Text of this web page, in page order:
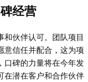
经营
和伙伴认可。团队项目
意信任并配合，这为项
口碑的力量将在今年发
在潜在客户和合作伙伴